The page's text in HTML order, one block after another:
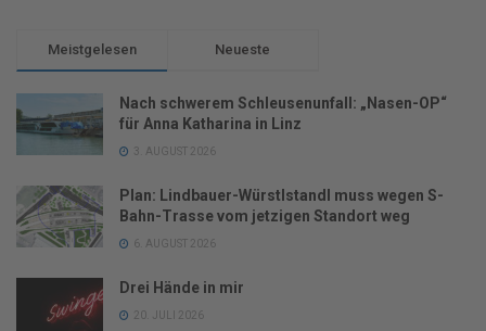
Meistgelesen Neueste
Nach schwerem Schleusenunfall: „Nasen-OP“
für Anna Katharina in Linz
3. AUGUST 2026
Plan: Lindbauer-Würstlstandl muss wegen S-
Bahn-Trasse vom jetzigen Standort weg
6. AUGUST 2026
Drei Hände in mir
20. JULI 2026